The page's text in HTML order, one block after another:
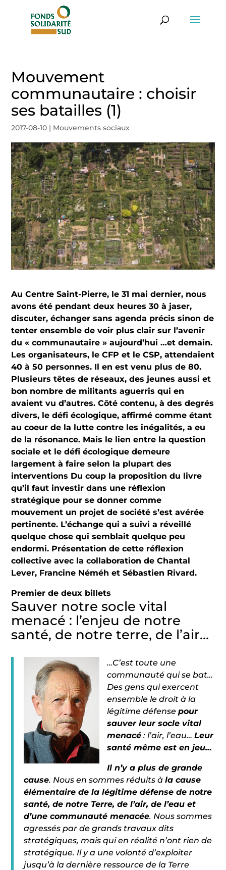
Mouvement
communautaire : choisir
ses batailles (1)
2017-08-10 | Mouvements sociaux
Au Centre Saint-Pierre, le 31 mai dernier, nous
avons été pendant deux heures 30 à jaser,
discuter, échanger sans agenda précis sinon de
tenter ensemble de voir plus clair sur l’avenir
du « communautaire » aujourd’hui …et demain.
Les organisateurs, le CFP et le CSP, attendaient
40 à 50 personnes. Il en est venu plus de 80.
Plusieurs têtes de réseaux, des jeunes aussi et
bon nombre de militants aguerris qui en
avaient vu d’autres. Côté contenu, à des degrés
divers, le défi écologique, affirmé comme étant
au coeur de la lutte contre les inégalités, a eu
de la résonance. Mais le lien entre la question
sociale et le défi écologique demeure
largement à faire selon la plupart des
interventions Du coup la proposition du livre
qu’il faut investir dans une réflexion
stratégique pour se donner comme
mouvement un projet de société s’est avérée
pertinente. L’échange qui a suivi a réveillé
quelque chose qui semblait quelque peu
endormi. Présentation de cette réflexion
collective avec la collaboration de Chantal
Lever, Francine Néméh et Sébastien Rivard.
Premier de deux billets
Sauver notre socle vital
menacé : l’enjeu de notre
santé, de notre terre, de l’air…
…C’est toute une
communauté qui se bat…
Des gens qui exercent
ensemble le droit à la
légitime défensepour
sauver leur socle vital
menacé : l’air, l’eau…Leur
santé même est en jeu…
Il n’y a plus de grande
cause. Nous en sommes réduits àla cause
élémentaire de la légitime défense de notre
santé, de notre Terre, de l’air, de l’eau et
d’une communauté menacée. Nous sommes
agressés par de grands travaux dits
stratégiques, mais qui en réalité n’ont rien de
stratégique. Il y a une volonté d’exploiter
jusqu’à la dernière ressource de la Terre